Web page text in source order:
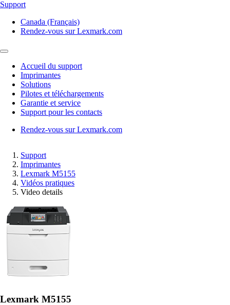
Support
Canada (Français)
Rendez-vous sur Lexmark.com
Accueil du support
Imprimantes
Solutions
Pilotes et téléchargements
Garantie et service
Support pour les contacts
Rendez-vous sur Lexmark.com
Support
Imprimantes
Lexmark M5155
Vidéos pratiques
Video details
Lexmark M5155